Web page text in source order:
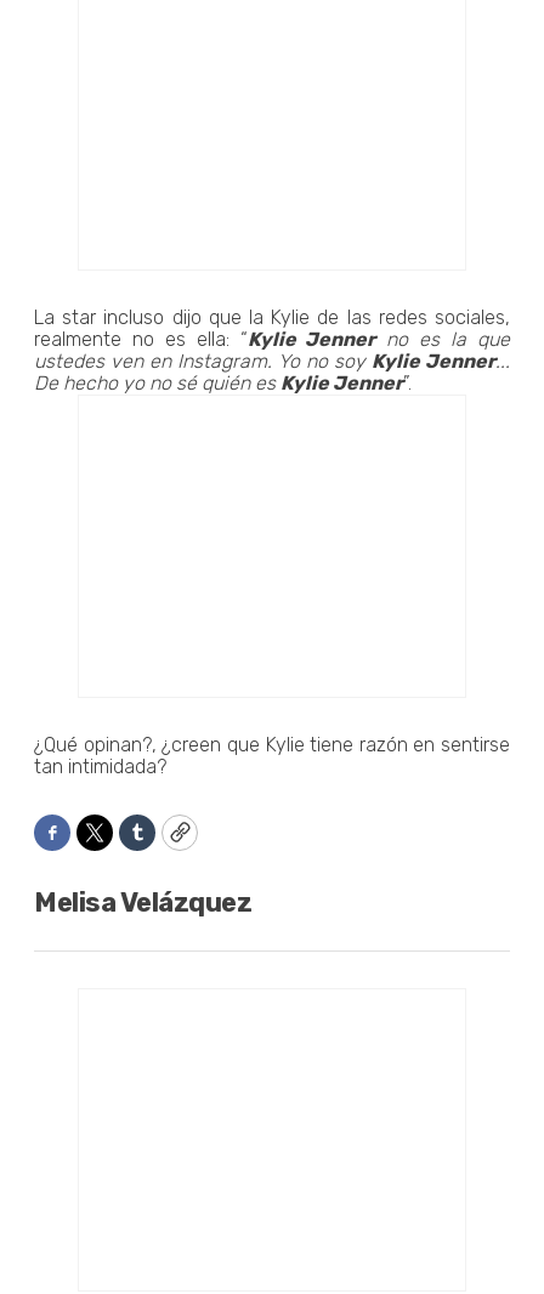
La star incluso dijo que la Kylie de las redes sociales,
realmente no es ella: “Kylie Jennerno es la que
ustedes ven en Instagram. Yo no soy Kylie Jenner...
De hecho yo no sé quién es Kylie Jenner”.
¿Qué opinan?, ¿creen que Kylie tiene razón en sentirse
tan intimidada?
Facebook
TwitterTumblrCopy
Melisa Velázquez